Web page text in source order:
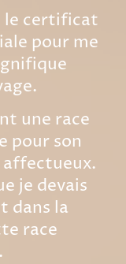
le certificat
pour me
une race
pour son
je devais
dans la
race